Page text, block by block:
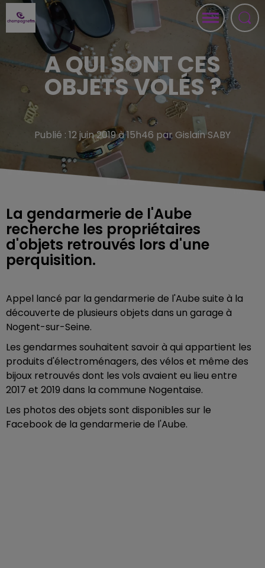
A QUI SONT CES
OBJETS VOLÉS ?
Publié : 12 juin 2019 à 15h46 par Gislain SABY
La gendarmerie de l'Aube
recherche les propriétaires
d'objets retrouvés lors d'une
perquisition.
Appel lancé par la gendarmerie de l'Aube suite à la
découverte de plusieurs objets dans un garage à
Nogent-sur-Seine.
Les gendarmes souhaitent savoir à qui appartient les
produits d'électroménagers, des vélos et même des
bijoux retrouvés dont les vols avaient eu lieu entre
2017 et 2019 dans la commune Nogentaise.
Les photos des objets sont disponibles sur le
Facebook de la gendarmerie de l'Aube.